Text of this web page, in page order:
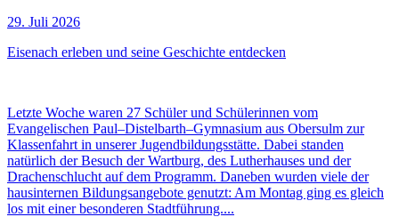
29. Juli 2026
Eisenach erleben und seine Geschichte entdecken
Letzte Woche waren 27 Schüler und Schülerinnen vom
Evangelischen Paul–Distelbarth–Gymnasium aus Obersulm zur
Klassenfahrt in unserer Jugendbildungsstätte. Dabei standen
natürlich der Besuch der Wartburg, des Lutherhauses und der
Drachenschlucht auf dem Programm. Daneben wurden viele der
hausinternen Bildungsangebote genutzt: Am Montag ging es gleich
los mit einer besonderen Stadtführung....